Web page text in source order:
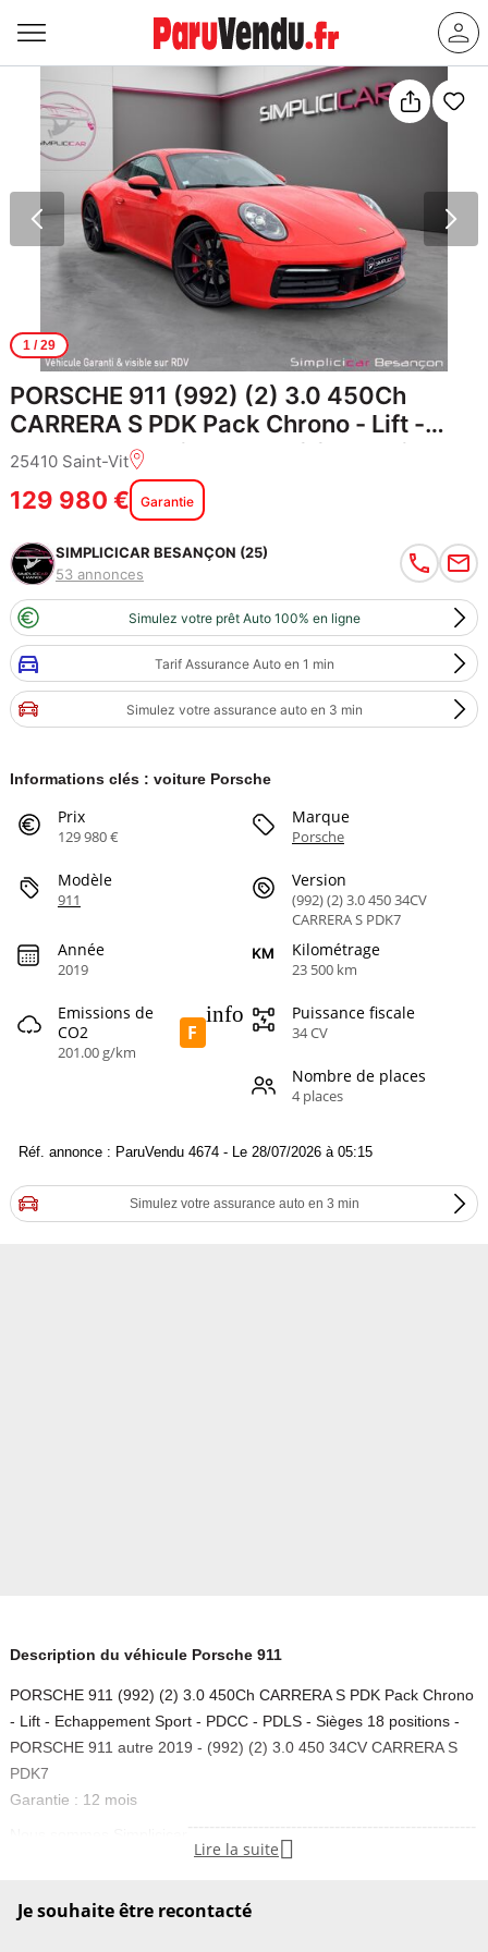
1/ 29
PORSCHE 911 (992) (2) 3.0 450Ch
CARRERA S PDK Pack Chrono - Lift -
Echappement Sport - PDCC - PDLS -
Sièges 18 positions
25410 Saint-Vit
129 980 € Garantie
SIMPLICICAR BESANÇON (25)
53 annonces
Simulez votre prêt Auto 100% en ligne
Tarif Assurance Auto en 1 min
Simulez votre assurance auto en 3 min
Informations clés : voiture Porsche
Prix
129 980 €
Marque
Porsche
Modèle
911
Version
(992) (2) 3.0 450 34CV
CARRERA S PDK7
Année
2019
Kilométrage
23 500 km
Emissions de
CO2
201.00 g/km
F
info Puissance fiscale
34 CV
Nombre de places
4 places
Réf. annonce : ParuVendu 4674 - Le 28/07/2026 à 05:15
Simulez votre assurance auto en 3 min
Description du véhicule Porsche 911
PORSCHE 911 (992) (2) 3.0 450Ch CARRERA S PDK Pack Chrono
- Lift - Echappement Sport - PDCC - PDLS - Sièges 18 positions -
PORSCHE 911 autre 2019 - (992) (2) 3.0 450 34CV CARRERA S
PDK7
Garantie : 12 mois
Lire la suite 
Je souhaite être recontacté